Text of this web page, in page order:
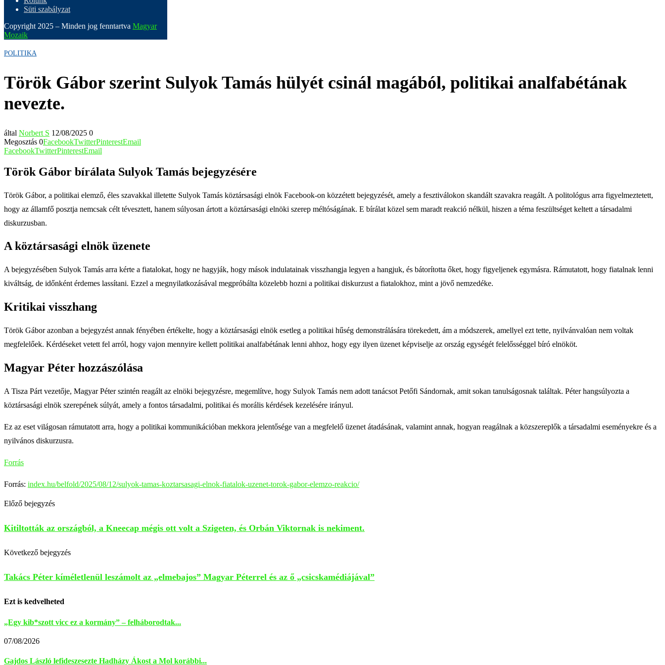
Süti szabályzat
Copyright 2025 – Minden jog fenntartva Magyar
Mozaik
POLITIKA
Török Gábor szerint Sulyok Tamás hülyét csinál magából, politikai analfabétának
nevezte.
által Norbert S 12/08/2025 0
Megosztás 0FacebookTwitterPinterestEmail
FacebookTwitterPinterestEmail
Török Gábor bírálata Sulyok Tamás bejegyzésére
Török Gábor, a politikai elemző, éles szavakkal illetette Sulyok Tamás köztársasági elnök Facebook-on közzétett bejegyzését, amely a fesztiválokon skandált szavakra reagált. A politológus arra figyelmeztetett,
hogy az államfő posztja nemcsak célt tévesztett, hanem súlyosan ártott a köztársasági elnöki szerep méltóságának. E bírálat közel sem maradt reakció nélkül, hiszen a téma feszültséget keltett a társadalmi
diskurzusban.
A köztársasági elnök üzenete
A bejegyzésében Sulyok Tamás arra kérte a fiatalokat, hogy ne hagyják, hogy mások indulatainak visszhangja legyen a hangjuk, és bátorította őket, hogy figyeljenek egymásra. Rámutatott, hogy fiatalnak lenni
kiváltság, de időnként érdemes lassítani. Ezzel a megnyilatkozásával megpróbálta közelebb hozni a politikai diskurzust a fiatalokhoz, mint a jövő nemzedéke.
Kritikai visszhang
Török Gábor azonban a bejegyzést annak fényében értékelte, hogy a köztársasági elnök esetleg a politikai hűség demonstrálására törekedett, ám a módszerek, amellyel ezt tette, nyilvánvalóan nem voltak
megfelelőek. Kérdéseket vetett fel arról, hogy vajon mennyire kellett politikai analfabétának lenni ahhoz, hogy egy ilyen üzenet képviselje az ország egységét felelősséggel bíró elnököt.
Magyar Péter hozzászólása
A Tisza Párt vezetője, Magyar Péter szintén reagált az elnöki bejegyzésre, megemlítve, hogy Sulyok Tamás nem adott tanácsot Petőfi Sándornak, amit sokan tanulságosnak találtak. Péter hangsúlyozta a
köztársasági elnök szerepének súlyát, amely a fontos társadalmi, politikai és morális kérdések kezelésére irányul.
Ez az eset világosan rámutatott arra, hogy a politikai kommunikációban mekkora jelentősége van a megfelelő üzenet átadásának, valamint annak, hogyan reagálnak a közszereplők a társadalmi eseményekre és a
nyilvános diskurzusra.
Forrás
Forrás: index.hu/belfold/2025/08/12/sulyok-tamas-koztarsasagi-elnok-fiatalok-uzenet-torok-gabor-elemzo-reakcio/
Előző bejegyzés
Kitiltották az országból, a Kneecap mégis ott volt a Szigeten, és Orbán Viktornak is nekiment.
Következő bejegyzés
Takács Péter kíméletlenül leszámolt az „elmebajos” Magyar Péterrel és az ő „csicskamédiájával”
Ezt is kedvelheted
„Egy kib*szott vicc ez a kormány” – felháborodtak...
07/08/2026
Gajdos László lefideszesezte Hadházy Ákost a Mol korábbi...